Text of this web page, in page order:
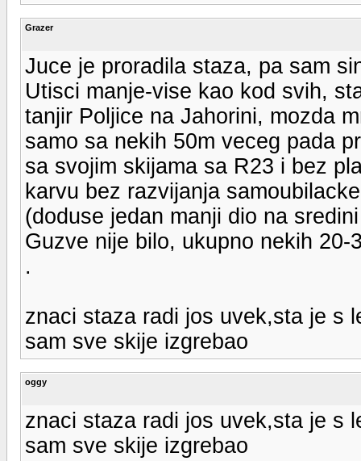
Grazer
Juce je proradila staza, pa sam
Utisci manje-vise kao kod svih,
tanjir Poljice na Jahorini, mozda
samo sa nekih 50m veceg pada
sa svojim skijama sa R23 i bez
karvu bez razvijanja
(doduse jedan manji dio na
Guzve nije bilo, ukupno nekih
.
znaci staza radi jos uvek,sta je s
sam sve skije izgrebao
oggy
znaci staza radi jos uvek,sta je s
sam sve skije izgrebao